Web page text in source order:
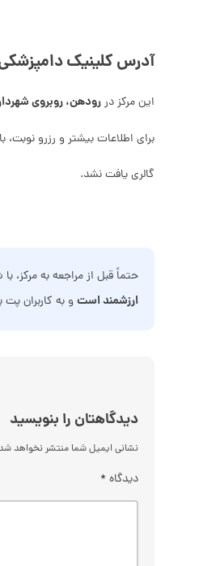
آدرس کلینیک
این مرکز دررودهن، روبروی
برای اطلاعات بیشتر و رزرو نوبت،
گالری یافت نشد.
حتماً قبل از مراجعه به مرکز،
ارزشمند استو به کاربران
دیدگاهتان را بنویسید
نشانی ایمیل شما منتشر نخواهد
دیدگاه*